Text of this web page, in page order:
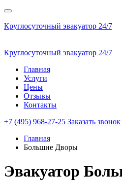
Круглосуточный эвакуатор 24/7
Круглосуточный эвакуатор 24/7
Главная
Услуги
Цены
Отзывы
Контакты
+7 (495) 968-27-25 Заказать звонок
Главная
Большие Дворы
Эвакуатор